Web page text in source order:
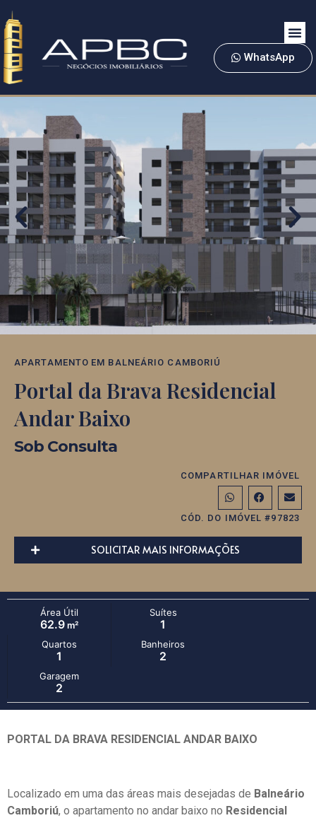
WhatsApp
APARTAMENTO EM BALNEÁRIO CAMBORIÚ
Portal da Brava Residencial
Andar Baixo
Sob Consulta
COMPARTILHAR IMÓVEL
CÓD. DO IMÓVEL #97823
SOLICITAR MAIS INFORMAÇÕES
Área Útil
62.9m²
Suítes
1
Quartos
1
Banheiros
2
Garagem
2
PORTAL DA BRAVA RESIDENCIAL ANDAR BAIXO
Localizado em uma das áreas mais desejadas de Balneário
Camboriú, o apartamento no andar baixo no Residencial